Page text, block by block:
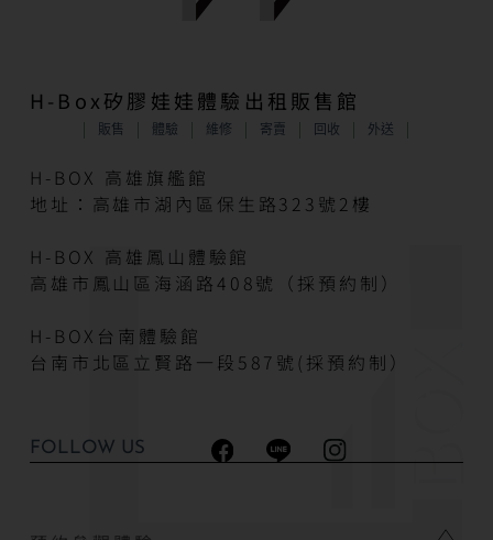
H-Box矽膠娃娃體驗出租販售館
販售 體驗 維修 寄賣 回收 外送
H-BOX 高雄旗艦館
地址：高雄市湖內區保生路323號2樓
H-BOX 高雄鳳山體驗館
高雄市鳳山區海涵路408號（採預約制）
H-BOX台南體驗館
台南市北區立賢路一段587號(採預約制）
FOLLOW US